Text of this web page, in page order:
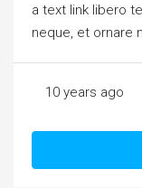
a text link libero
neque, et ornare
10 years ago